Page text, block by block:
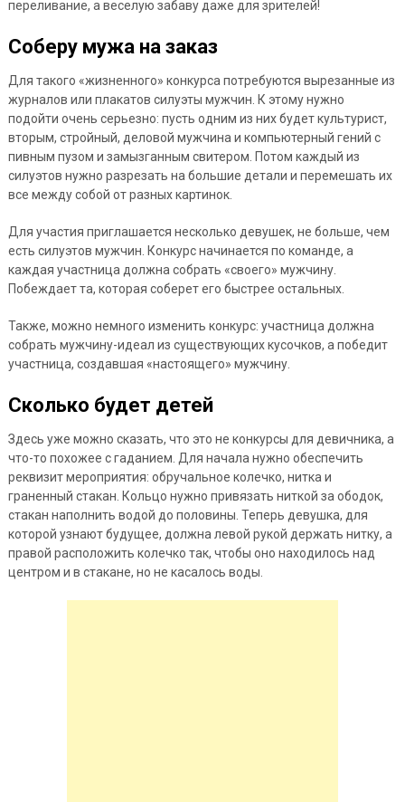
переливание, а веселую забаву даже для зрителей!
Соберу мужа на заказ
Для такого «жизненного» конкурса потребуются вырезанные из
журналов или плакатов силуэты мужчин. К этому нужно
подойти очень серьезно: пусть одним из них будет культурист,
вторым, стройный, деловой мужчина и компьютерный гений с
пивным пузом и замызганным свитером. Потом каждый из
силуэтов нужно разрезать на большие детали и перемешать их
все между собой от разных картинок.
Для участия приглашается несколько девушек, не больше, чем
есть силуэтов мужчин. Конкурс начинается по команде, а
каждая участница должна собрать «своего» мужчину.
Побеждает та, которая соберет его быстрее остальных.
Также, можно немного изменить конкурс: участница должна
собрать мужчину-идеал из существующих кусочков, а победит
участница, создавшая «настоящего» мужчину.
Сколько будет детей
Здесь уже можно сказать, что это не конкурсы для девичника, а
что-то похожее с гаданием. Для начала нужно обеспечить
реквизит мероприятия: обручальное колечко, нитка и
граненный стакан. Кольцо нужно привязать ниткой за ободок,
стакан наполнить водой до половины. Теперь девушка, для
которой узнают будущее, должна левой рукой держать нитку, а
правой расположить колечко так, чтобы оно находилось над
центром и в стакане, но не касалось воды.